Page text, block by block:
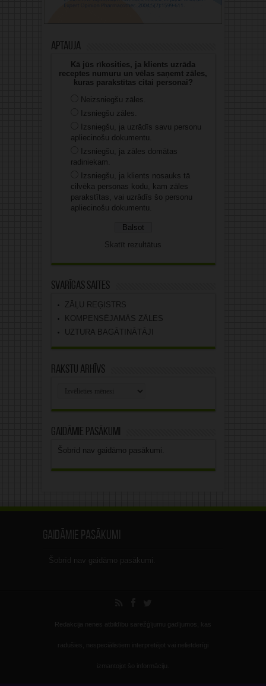
Aptauja
Kā jūs rīkosities, ja klients uzrāda
receptes numuru un vēlas saņemt zāles,
kuras parakstītas citai personai?
Neizsniegšu zāles.
Izsniegšu zāles.
Izsniegšu, ja uzrādīs savu personu
apliecinošu dokumentu.
Izsniegšu, ja zāles domātas
radiniekam.
Izsniegšu, ja klients nosauks tā
cilvēka personas kodu, kam zāles
parakstītas, vai uzrādīs šo personu
apliecinošu dokumentu.
Skatīt rezultātus
Svarīgas saites
ZĀĻU REĢISTRS
KOMPENSĒJAMĀS ZĀLES
UZTURA BAGĀTINĀTĀJI
Rakstu arhīvs
Gaidāmie pasākumi
Šobrīd nav gaidāmo pasākumi.
Gaidāmie pasākumi
Šobrīd nav gaidāmo pasākumi.
Redakcija nenes atbildību sarežģījumu gadījumos, kas